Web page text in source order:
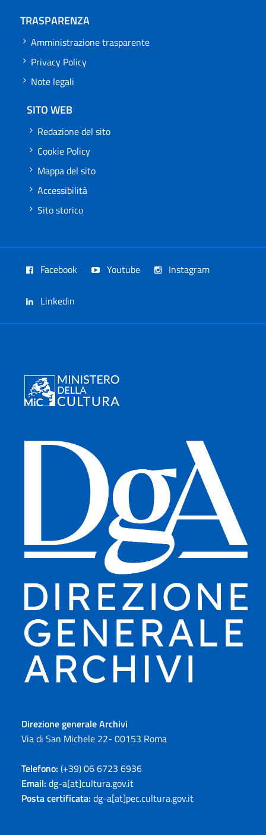
TRASPARENZA
Amministrazione trasparente
Privacy Policy
Note legali
SITO WEB
Redazione del sito
Cookie Policy
Mappa del sito
Accessibilità
Sito storico
Facebook Youtube Instagram
Linkedin
Direzione generale Archivi
Via di San Michele 22- 00153 Roma
Telefono: (+39) 06 6723 6936
Email: dg-a[at]cultura.gov.it
Posta certificata: dg-a[at]pec.cultura.gov.it